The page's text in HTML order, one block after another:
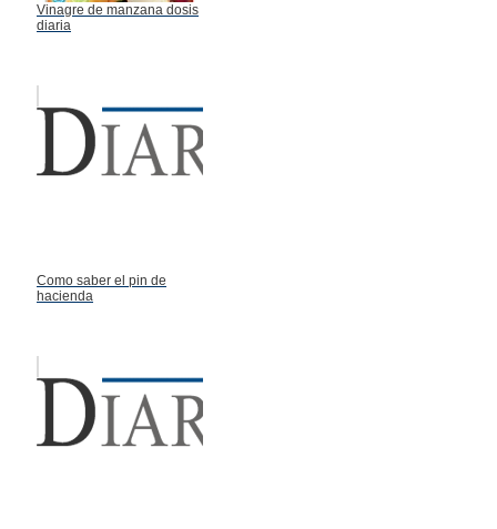
Vinagre de manzana dosis
diaria
Como saber el pin de
hacienda